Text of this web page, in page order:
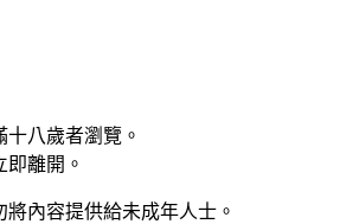
八歲者瀏覽。
離開。
內容提供給未成年人士。